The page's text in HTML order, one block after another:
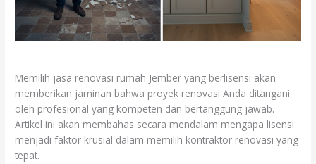
Memilih jasa renovasi rumah Jember yang berlisensi akan
memberikan jaminan bahwa proyek renovasi Anda ditangani
oleh profesional yang kompeten dan bertanggung jawab.
Artikel ini akan membahas secara mendalam mengapa lisensi
menjadi faktor krusial dalam memilih kontraktor renovasi yang
tepat.